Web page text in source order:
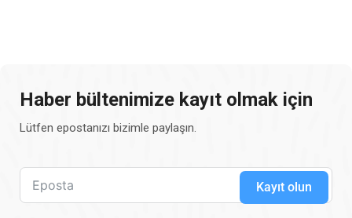
Haber bültenimize kayıt olmak için
Lütfen epostanızı bizimle paylaşın.
Kayıt olun